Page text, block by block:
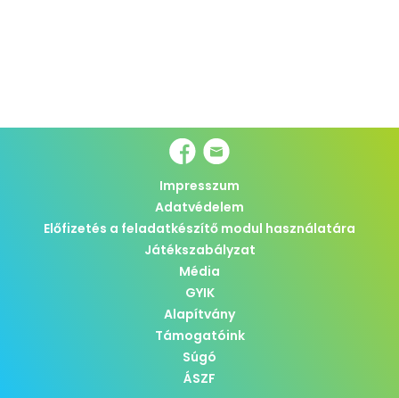
Impresszum
Adatvédelem
Előfizetés a feladatkészítő modul használatára
Játékszabályzat
Média
GYIK
Alapítvány
Támogatóink
Súgó
ÁSZF